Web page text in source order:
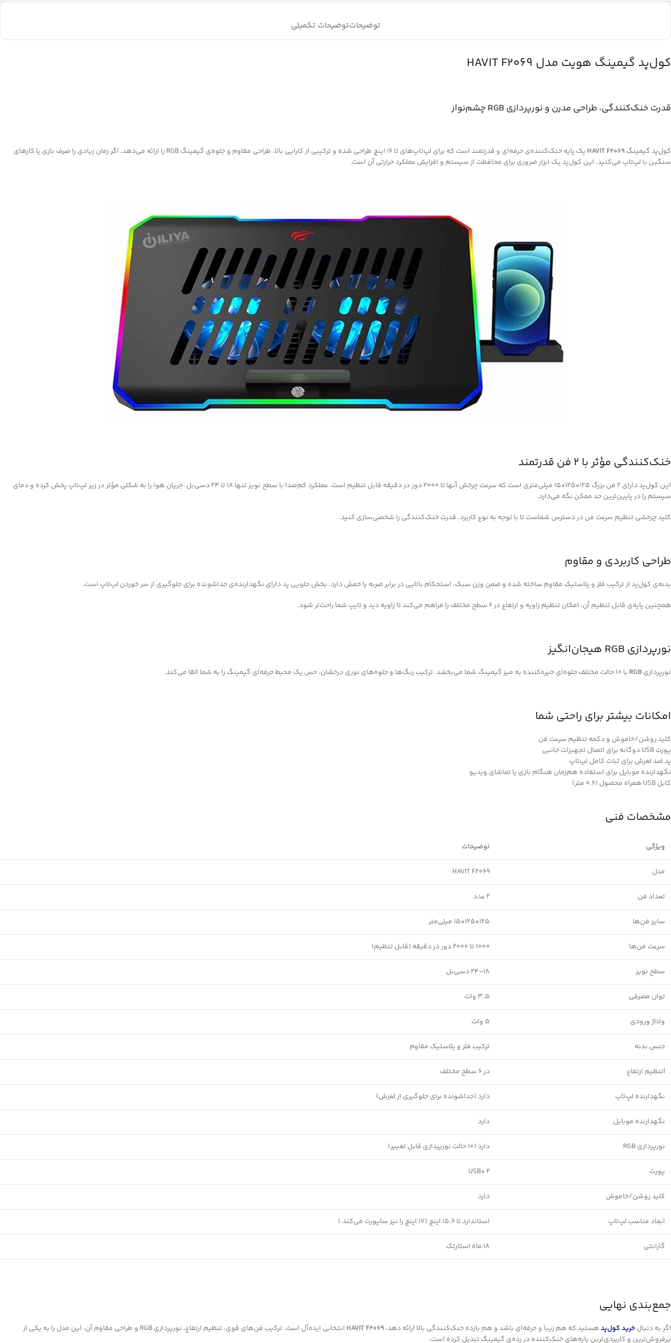
توضیحاتتوضیحات تکمیلی
کول‌پد گیمینگ هویت مدل HAVIT F2069
قدرت خنک‌کنندگی، طراحی مدرن و نورپردازی RGB چشم‌نواز
کول‌پد گیمینگHAVIT F2069
یک پایه خنک‌کننده‌ی حرفه‌ای و قدرتمند است که برای لپ‌تاپ‌های تا ۱۶ اینچ طراحی شده و ترکیبی از کارایی بالا، طراحی مقاوم و جلوه‌ی گیمینگ RGB را ارائه می‌دهد. اگر زمان زیادی را صرف بازی یا کارهای
سنگین با لپ‌تاپ می‌کنید، این کول‌پد یک ابزار ضروری برای محافظت از سیستم و افزایش عملکرد حرارتی آن است.
خنک‌کنندگی مؤثر با 2 فن قدرتمند
این کول‌پد دارای ۲ فن بزرگ ۱۲۵×۱۲۵×۱۵ میلی‌متری است که سرعت چرخش آنها تا ۲۰۰۰ دور در دقیقه قابل تنظیم است. عملکرد کم‌صدا با سطح نویز تنها ۱۸ تا ۲۴ دسی‌بل، جریان هوا را به شکلی مؤثر در زیر لپ‌تاپ پخش کرده و دمای
سیستم را در پایین‌ترین حد ممکن نگه می‌دارد.
کلید چرخشی تنظیم سرعت فن در دسترس شماست تا با توجه به نوع کاربرد، قدرت خنک‌کنندگی را شخصی‌سازی کنید.
طراحی کاربردی و مقاوم
بدنه‌ی کول‌پد از ترکیب فلز و پلاستیک مقاوم ساخته شده و ضمن وزن سبک، استحکام بالایی در برابر ضربه یا خمش دارد. بخش جلویی پد دارای نگهدارنده‌ی جداشونده برای جلوگیری از سر خوردن لپ‌تاپ است.
همچنین پایه‌ی قابل تنظیم آن، امکان تنظیم زاویه و ارتفاع در ۶ سطح مختلف را فراهم می‌کند تا زاویه دید و تایپ شما راحت‌تر شود.
نورپردازی RGB هیجان‌انگیز
نورپردازیRGB با ۱۰ حالت مختلف جلوه‌ای خیره‌کننده به میز گیمینگ شما می‌بخشد. ترکیب رنگ‌ها و جلوه‌های نوری درخشان، حس یک محیط حرفه‌ای گیمینگ را به شما القا می‌کند.
امکانات بیشتر برای راحتی شما
کلید روشن/خاموش و دکمه تنظیم سرعت فن
پورت USB دوگانه برای اتصال تجهیزات جانبی
پد ضد لغزش برای ثبات کامل لپ‌تاپ
نگهدارنده موبایل برای استفاده هم‌زمان هنگام بازی یا تماشای ویدیو
کابل USB همراه محصول (0.6 متر)
مشخصات فنی
ویژگی توضیحات
مدل HAVIT F2069
تعداد فن 2 عدد
سایز فن‌ها 125×125×15 میلی‌متر
سرعت فن‌ها 1000 تا 2000 دور در دقیقه (قابل تنظیم)
سطح نویز 18–24 دسی‌بل
توان مصرفی 3.5 وات
ولتاژ ورودی 5 ولت
جنس بدنه ترکیب فلز و پلاستیک مقاوم
|تنظیم ارتفاع در 6 سطح مختلف
نگهدارنده لپ‌تاپ دارد (جداشونده برای جلوگیری از لغزش)
نگهدارنده موبایل دارد
نورپردازی RGB دارد (10 حالت نورپردازی قابل تغییر)
پورت USB* 2
کلید روشن/خاموش دارد
ابعاد مناسب لپ‌تاپ استاندارد تا 15.6 اینچ (17 اینچ را نیز ساپورت می‌کند.)
گارانتی 18 ماه استارتک
جمع‌بندی نهایی
اگر به دنبالخرید کول‌پدهستید که هم زیبا و حرفه‌ای باشد و هم بازده خنک‌کنندگی بالا ارائه دهد،HAVIT F2069
انتخابی ایده‌آل است. ترکیب فن‌های قوی، تنظیم ارتفاع، نورپردازی RGB و طراحی مقاوم آن، این مدل را به یکی از
پرفروش‌ترین و کاربردی‌ترین پایه‌های خنک‌کننده در رده‌ی گیمینگ تبدیل کرده است.